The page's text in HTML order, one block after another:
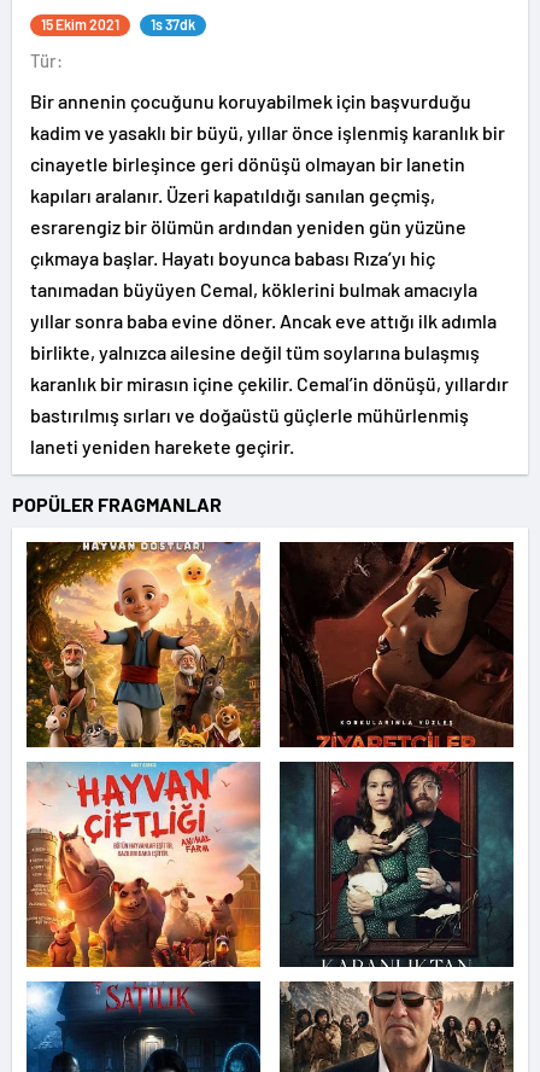
15 Ekim 2021 1s 37dk
Tür:
Bir annenin çocuğunu koruyabilmek için başvurduğu
kadim ve yasaklı bir büyü, yıllar önce işlenmiş karanlık bir
cinayetle birleşince geri dönüşü olmayan bir lanetin
kapıları aralanır. Üzeri kapatıldığı sanılan geçmiş,
esrarengiz bir ölümün ardından yeniden gün yüzüne
çıkmaya başlar. Hayatı boyunca babası Rıza’yı hiç
tanımadan büyüyen Cemal, köklerini bulmak amacıyla
yıllar sonra baba evine döner. Ancak eve attığı ilk adımla
birlikte, yalnızca ailesine değil tüm soylarına bulaşmış
karanlık bir mirasın içine çekilir. Cemal’in dönüşü, yıllardır
bastırılmış sırları ve doğaüstü güçlerle mühürlenmiş
laneti yeniden harekete geçirir.
POPÜLER FRAGMANLAR